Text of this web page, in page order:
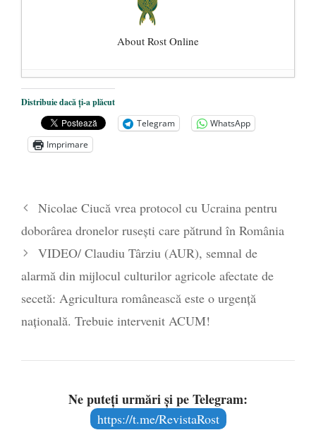
About Rost Online
Dezvăluiri cutremurătoare despre
președintele Ucrainei, Volodymyr
Zelensky
- 13 mai 2026
Statul care servește Națiunea
poetului Octavian Goga, înlăturat din Iași
- 16 aprilie 2026
Distribuie dacă ți-a plăcut
Telegram
WhatsApp
Imprimare
Nicolae Ciucă vrea protocol cu Ucraina pentru
doborârea dronelor rusești care pătrund în România
VIDEO/ Claudiu Târziu (AUR), semnal de
alarmă din mijlocul culturilor agricole afectate de
secetă: Agricultura românească este o urgență
națională. Trebuie intervenit ACUM!
Ne puteți urmări și pe Telegram:
https://t.me/RevistaRost